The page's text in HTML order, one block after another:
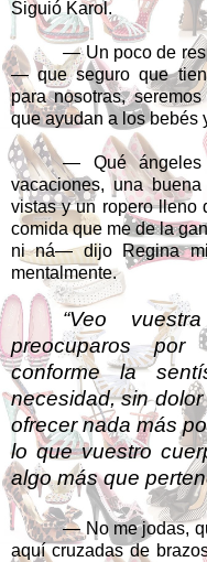
Siguió Karol.
— Un poco de
— que seguro que
para nosotras,
que ayudan a los bebés
— Qué
vacaciones, una
vistas y un ropero lleno
comida que me de la
ni ná— dijo Regina
mentalmente.
“Veo
preocuparos
conforme la
necesidad, sin
ofrecer nada más
lo que vuestro
algo más que
— No me jodas,
aquí cruzadas de